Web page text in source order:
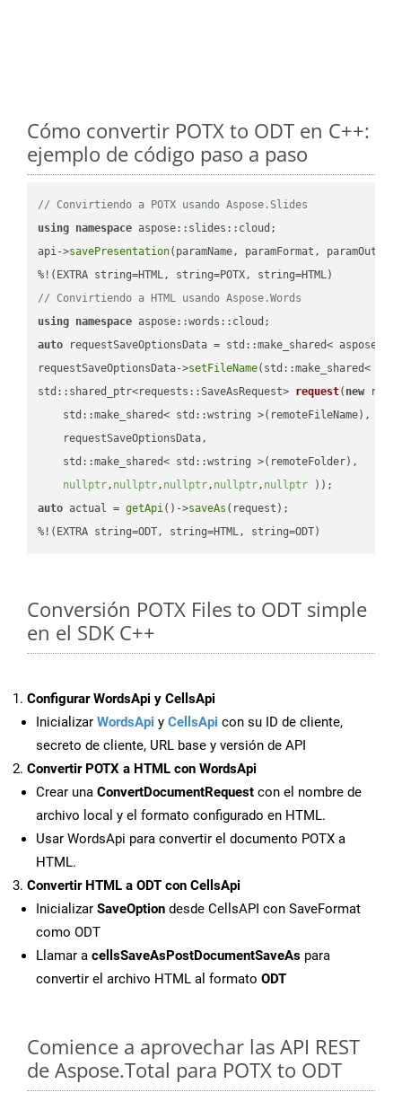
Cómo convertir POTX to ODT en C++:
ejemplo de código paso a paso
// Convirtiendo a POTX usando Aspose.Slides
using namespace aspose::slides::cloud;
api->savePresentation(paramName, paramFormat,
// Convirtiendo a HTML usando Aspose.Words
using namespace
auto requestSaveOptionsData = std::make_shared<
requestSaveOptionsData->setFileName(std::make_shared<
std::shared_ptr<requests::SaveAsRequest> request( new
    std::make_shared< std::wstring >(remoteFileName),
    requestSaveOptionsData,
    std::make_shared< std::wstring >(remoteFolder),
nullptr, nullptr, nullptr, nullptr, nullptr ))
auto actual = getApi()->saveAs (request);
%!(EXTRA string=ODT, string=HTML, string=ODT)
Conversión POTX Files to ODT simple
en el SDK C++
Configurar WordsApi y CellsApi
Inicializar WordsApi y CellsApi con su ID de cliente,
secreto de cliente, URL base y versión de API
Convertir POTX a HTML con WordsApi
Crear una ConvertDocumentRequest con el nombre de
archivo local y el formato configurado en HTML.
Usar WordsApi para convertir el documento POTX a
HTML.
Convertir HTML a ODT con CellsApi
Inicializar SaveOption desde CellsAPI con SaveFormat
como ODT
Llamar a cellsSaveAsPostDocumentSaveAs para
convertir el archivo HTML al formato ODT
Comience a aprovechar las API REST
de Aspose.Total para POTX to ODT